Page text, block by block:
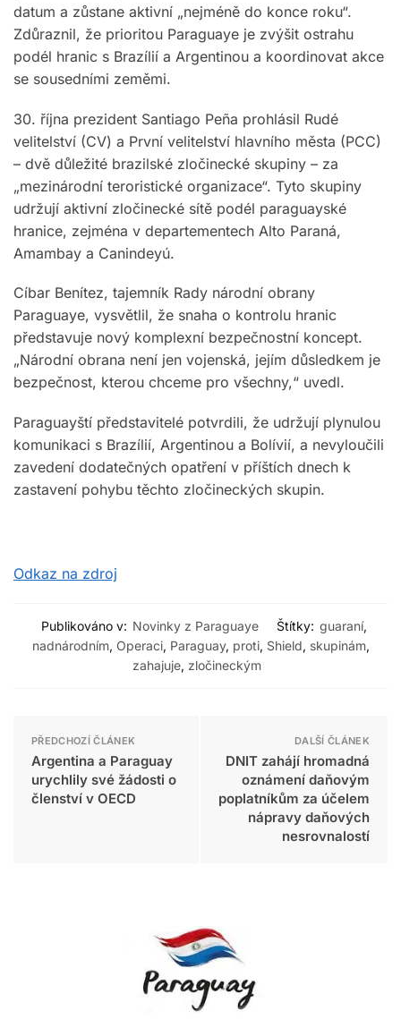
datum a zůstane aktivní „nejméně do konce roku“.
Zdůraznil, že prioritou Paraguaye je zvýšit ostrahu
podél hranic s Brazílií a Argentinou a koordinovat akce
se sousedními zeměmi.
30. října prezident Santiago Peña prohlásil Rudé
velitelství (CV) a První velitelství hlavního města (PCC)
– dvě důležité brazilské zločinecké skupiny – za
„mezinárodní teroristické organizace“. Tyto skupiny
udržují aktivní zločinecké sítě podél paraguayské
hranice, zejména v departementech Alto Paraná,
Amambay a Canindeyú.
Cíbar Benítez, tajemník Rady národní obrany
Paraguaye, vysvětlil, že snaha o kontrolu hranic
představuje nový komplexní bezpečnostní koncept.
„Národní obrana není jen vojenská, jejím důsledkem je
bezpečnost, kterou chceme pro všechny,“ uvedl.
Paraguayští představitelé potvrdili, že udržují plynulou
komunikaci s Brazílií, Argentinou a Bolívií, a nevyloučili
zavedení dodatečných opatření v příštích dnech k
zastavení pohybu těchto zločineckých skupin.
Odkaz na zdroj
Publikováno v: Novinky z Paraguaye Štítky: guaraní,
nadnárodním, Operaci, Paraguay, proti, Shield, skupinám,
zahajuje, zločineckým
PŘEDCHOZÍ ČLÁNEK
Argentina a Paraguay
urychlily své žádosti o
členství v OECD
DALŠÍ ČLÁNEK
DNIT zahájí hromadná
oznámení daňovým
poplatníkům za účelem
nápravy daňových
nesrovnalostí